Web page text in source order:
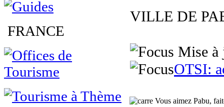
FRANCE
VILLE DE
Mise
OTSI:
Vous aimez Pabu,